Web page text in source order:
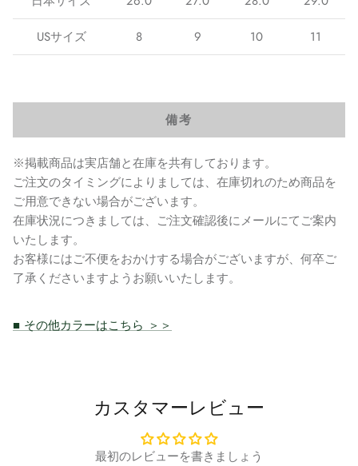
USサイズ 8 9 10 11
備考
※掲載商品は実店舗と在庫を共有しております。
ご注文のタイミングによりましては、在庫切れのため商品を
ご用意できない場合がございます。
在庫状況につきましては、ご注文確認後にメールにてご案内
いたします。
お客様にはご不便をおかけする場合がございますが、何卒ご
了承くださいますようお願いいたします。
■ その他カラーはこちら ＞＞
カスタマーレビュー
最初のレビューを書きましょう